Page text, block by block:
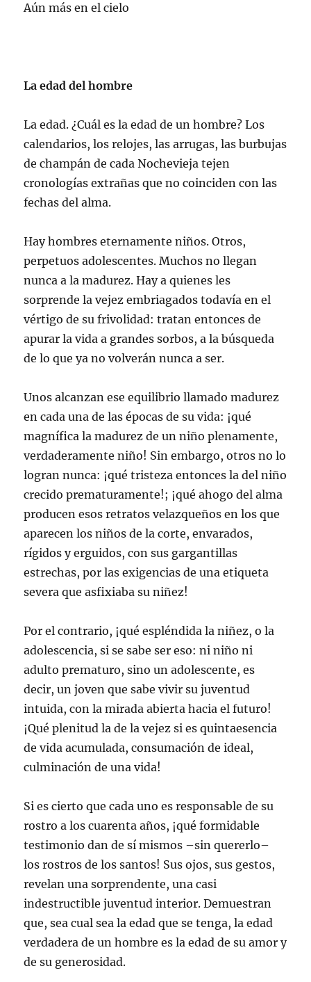
Aún más en el cielo
La edad del hombre
La edad. ¿Cuál es la edad de un hombre? Los
calendarios, los relojes, las arrugas, las burbujas
de champán de cada Nochevieja tejen
cronologías extrañas que no coinciden con las
fechas del alma.
Hay hombres eternamente niños. Otros,
perpetuos adolescentes. Muchos no llegan
nunca a la madurez. Hay a quienes les
sorprende la vejez embriagados todavía en el
vértigo de su frivolidad: tratan entonces de
apurar la vida a grandes sorbos, a la búsqueda
de lo que ya no volverán nunca a ser.
Unos alcanzan ese equilibrio llamado madurez
en cada una de las épocas de su vida: ¡qué
magnífica la madurez de un niño plenamente,
verdaderamente niño! Sin embargo, otros no lo
logran nunca: ¡qué tristeza entonces la del niño
crecido prematuramente!; ¡qué ahogo del alma
producen esos retratos velazqueños en los que
aparecen los niños de la corte, envarados,
rígidos y erguidos, con sus gargantillas
estrechas, por las exigencias de una etiqueta
severa que asfixiaba su niñez!
Por el contrario, ¡qué espléndida la niñez, o la
adolescencia, si se sabe ser eso: ni niño ni
adulto prematuro, sino un adolescente, es
decir, un joven que sabe vivir su juventud
intuida, con la mirada abierta hacia el futuro!
¡Qué plenitud la de la vejez si es quintaesencia
de vida acumulada, consumación de ideal,
culminación de una vida!
Si es cierto que cada uno es responsable de su
rostro a los cuarenta años, ¡qué formidable
testimonio dan de sí mismos –sin quererlo–
los rostros de los santos! Sus ojos, sus gestos,
revelan una sorprendente, una casi
indestructible juventud interior. Demuestran
que, sea cual sea la edad que se tenga, la edad
verdadera de un hombre es la edad de su amor y
de su generosidad.